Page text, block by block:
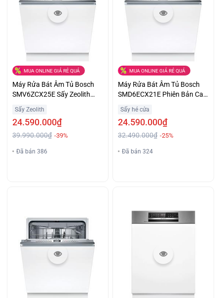
MUA ONLINE GIÁ RẺ QUÁ
Máy Rửa Bát Âm Tủ Bosch
SMV6ZCX25E Sấy Zeolith
Sấy Zeolith
24.590.000₫
39.990.000₫ -39%
Đã bán 386
MUA ONLINE GIÁ RẺ QUÁ
Máy Rửa Bát Âm Tủ Bosch
SMD6ECX21E Phiên Bản Cao
Sấy hé cửa
24.590.000₫
32.490.000₫ -25%
Đã bán 324